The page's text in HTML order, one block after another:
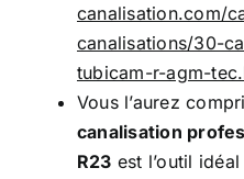
canalisation.com/
canalisations/30-
tubicam-r-agm-
Vous l’aurez
canalisation
R23 est l’outil